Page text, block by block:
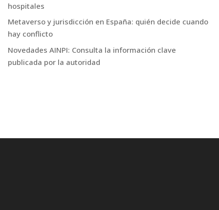
hospitales
Metaverso y jurisdicción en España: quién decide cuando
hay conflicto
Novedades AINPI: Consulta la información clave
publicada por la autoridad